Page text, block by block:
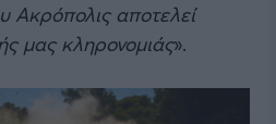
αποτελεί
μας κληρονομιάς».